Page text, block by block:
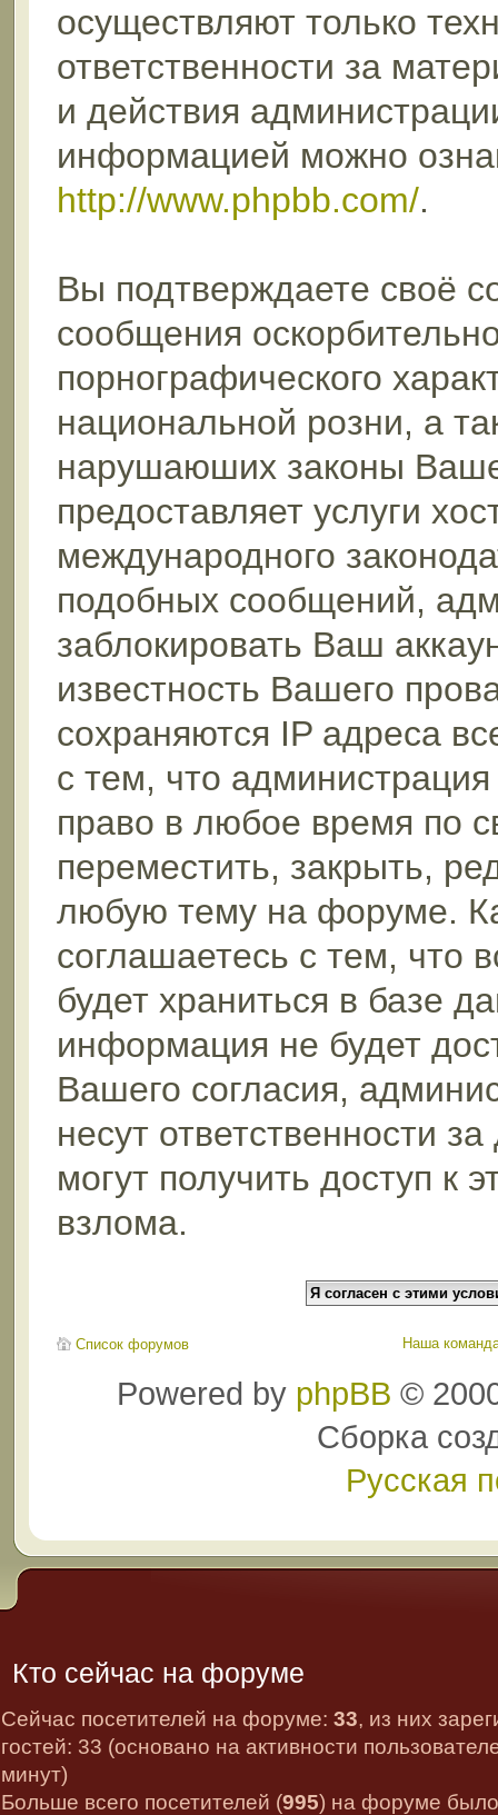
осуществляют только
ответственности за
и действия
информацией можно
http://www.phpbb.com/.
Вы подтверждаете своё
сообщения
порнографического
национальной розни, а
нарушаюших законы
предоставляет услуги
международного
подобных сообщений,
заблокировать Ваш
известность Вашего
сохраняются IP адреса
с тем, что
право в любое время по
переместить, закрыть,
любую тему на форуме.
соглашаетесь с тем, что
будет храниться в базе
информация не будет
Вашего согласия,
несут ответственности
могут получить доступ к
взлома.
Список форумов Наша
Powered by phpBB ©
Сборка
Русская
Кто сейчас на форуме
Сейчас посетителей на форуме: 33, из них
гостей: 33 (основано на активности
минут)
Больше всего посетителей (995) на форуме